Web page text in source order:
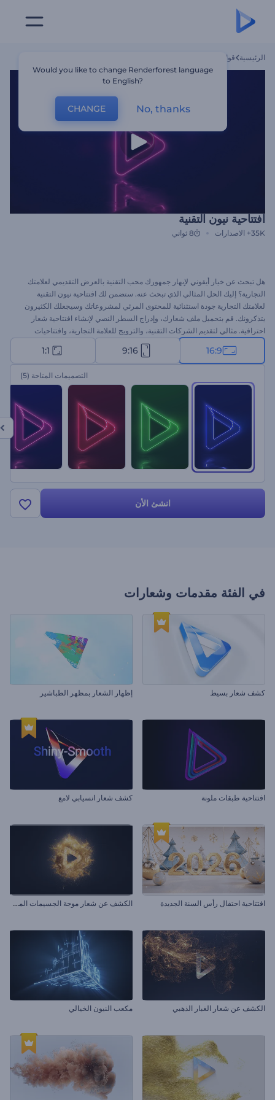
الرئيسية قوالب
افتتاحية نيون التقنية
35K+ الاصدارات 8 ثواني
هل تبحث عن خيار أيقوني لإبهار جمهورك محب التقنية بالعرض التقديمي لعلامتك
التجارية؟ إليك الحل المثالي الذي تبحث عنه. ستضمن لك افتتاحية نيون التقنية
لعلامتك التجارية جودة استثنائية للمحتوى المرئي لمشروعاتك وسيجعلك الكثيرون
يتذكرونك. قم بتحميل ملف شعارك، وإدراج السطر النصي لإنشاء افتتاحية شعار
احترافية. مثالي لتقديم الشركات التقنية، والترويج للعلامة التجارية، وافتتاحيات
القنوات، وغيرها. قم بتعظيم نجاح مشروعاتك مع هذه الافتتاحية العصرية. جرب هذا
النموذج الآن! 16:9
9:16
1:1
التصميمات المتاحة (5)
انشئ الأن
في الفئة مقدمات وشعارات
كشف شعار بسيط إظهار الشعار بمظهر الطباشير
افتتاحية طبقات ملونة كشف شعار انسيابي لامع
افتتاحية احتفال رأس السنة الجديدة ا
لكشف عن شعار موجة الجسيمات المضيئة
الكشف عن شعار الغبار الذهبي مكعب النيون الخيالي
Would you like to change Renderforest language
to English?
CHANGE No, thanks